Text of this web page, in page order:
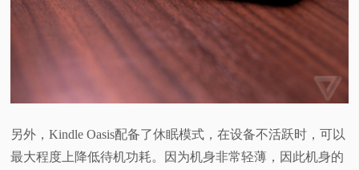
另外，Kindle Oasis配备了休眠模式，在设备不活跃时，可以
最大程度上降低待机功耗。因为机身非常轻薄，因此机身的